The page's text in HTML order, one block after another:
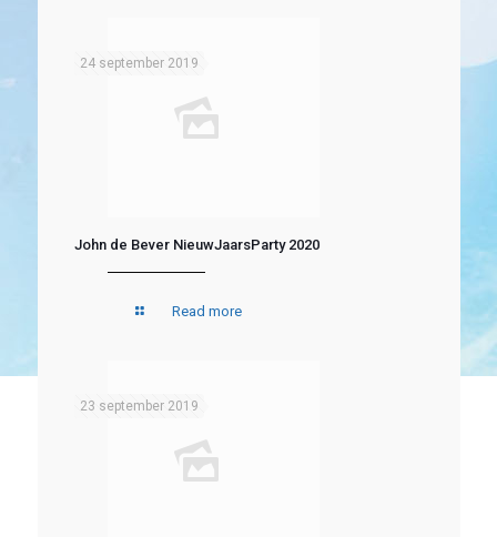
24 september 2019
John de Bever NieuwJaarsParty 2020
Read more
23 september 2019